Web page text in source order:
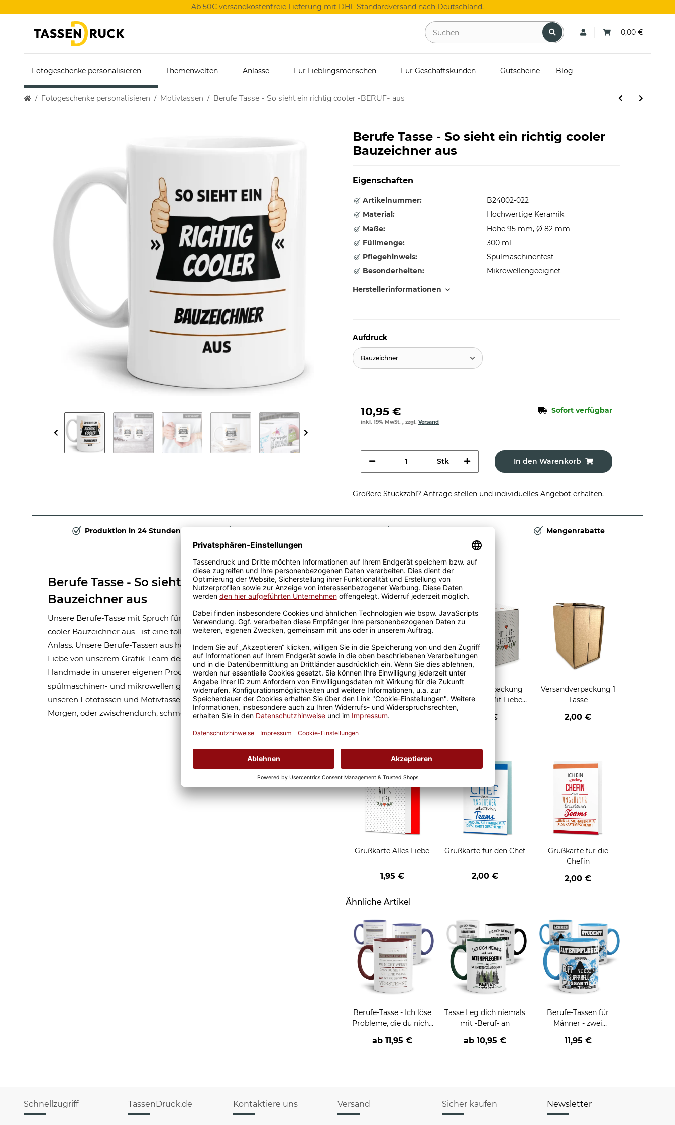
Ab 50€ versandkostenfreie Lieferung mit DHL-Standardversand nach Deutschland.
0,00 €
Fotogeschenke personalisieren Themenwelten Anlässe Für Lieblingsmenschen Für Geschäftskunden Gutscheine Blog
Fotogeschenke personalisieren Motivtassen Berufe Tasse - So sieht ein richtig cooler -BERUF- aus
Berufe Tasse - So sieht ein richtig cooler
Bauzeichner aus
Eigenschaften
Artikelnummer:
B24002-022
Material:
Hochwertige Keramik
Maße:
Höhe 95 mm, Ø 82 mm
Füllmenge:
300 ml
Pflegehinweis:
Spülmaschinenfest
Besonderheiten:
Mikrowellengeeignet
Herstellerinformationen
Aufdruck
Bauzeichner
10,95 € Sofort verfügbar
inkl. 19% MwSt. , zzgl. Versand
Stk In den Warenkorb
Größere Stückzahl? Anfrage stellen und individuelles Angebot erhalten.
Produktion in 24 Stunden Mengenrabatte
Berufe Tasse - So sieht ein richtig cooler
Bauzeichner aus
Unsere Berufe-Tasse mit Spruch für Männer-Berufe - So sieht ein richtig
cooler Bauzeichner aus - ist eine tolle Geschenkidee, egal zu welchem
Anlass. Unsere Berufe-Tassen aus hochwertiger Keramik wurden mit viel
Liebe von unserem Grafik-Team designt. Mit viel Erfahrung werden sie
Handmade in unserer eigenen Produktion bedruckt. Die Kaffeebecher sind
spülmaschinen- und mikrowellen geeignet. Somit ist eine lange Freude an
unseren Fototassen und Motivtassen garantiert und der Kaffee am
Morgen, oder zwischendurch, schmeckt gleich nochmal so gut.
Passende Verpackungen
Geschenkverpackung 1
Tasse mit Fenster
2,50 €
Geschenkverpackung
für Tassen - Mit Liebe
2,95 €
Versandverpackung 1
Tasse
2,00 €
Grußkarten zum Verschenken
Grußkarte Alles Liebe
1,95 €
Grußkarte für den Chef
2,00 €
Grußkarte für die
Chefin
2,00 €
Ähnliche Artikel
Berufe-Tasse - Ich löse
Probleme, die du nicht
verschiedene Berufe
ab 11,95 €
Tasse Leg dich niemals
mit -Beruf- an
ab10,95 €
Berufe-Tassen für
Männer - zwei
11,95 €
Schnellzugriff TassenDruck.de Kontaktiere uns Versand Sicher kaufen Newsletter